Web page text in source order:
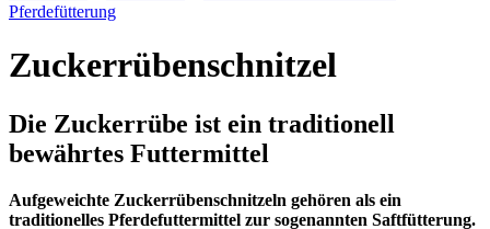
Pferdefütterung
Zuckerrübenschnitzel
Die Zuckerrübe ist ein traditionell
bewährtes Futtermittel
Aufgeweichte Zuckerrübenschnitzeln gehören als ein
traditionelles Pferdefuttermittel zur sogenannten Saftfütterung.